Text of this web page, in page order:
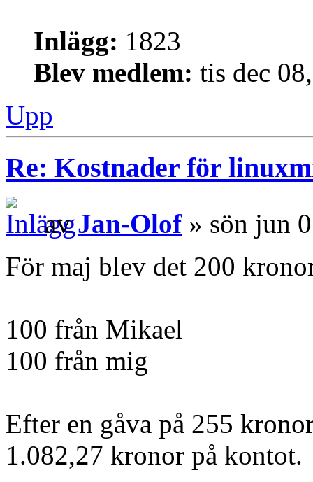
Inlägg: 1823
Blev medlem: tis dec
Upp
Re: Kostnader för
avJan-Olof» sön jun
För maj blev det 200
100 från Mikael
100 från mig
Efter en gåva på 255
1.082,27 kronor på kontot.